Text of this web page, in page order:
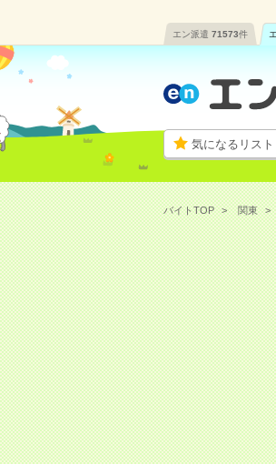
エン派遣 71573件
気になるリスト
バイトTOP 関東